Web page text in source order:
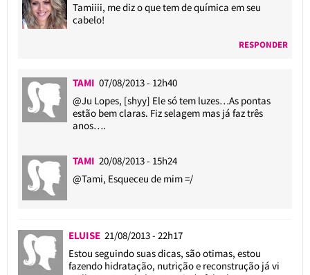
Tamiiii, me diz o que tem de química em seu
cabelo!
RESPONDER
TAMI07/08/2013 - 12h40
@Ju Lopes, [shyy] Ele só tem luzes…As pontas
estão bem claras. Fiz selagem mas já faz três
anos….
TAMI20/08/2013 - 15h24
@Tami, Esqueceu de mim =/
ELUISE 21/08/2013 - 22h17
Estou seguindo suas dicas, são otimas, estou
fazendo hidratação, nutrição e reconstrução já vi